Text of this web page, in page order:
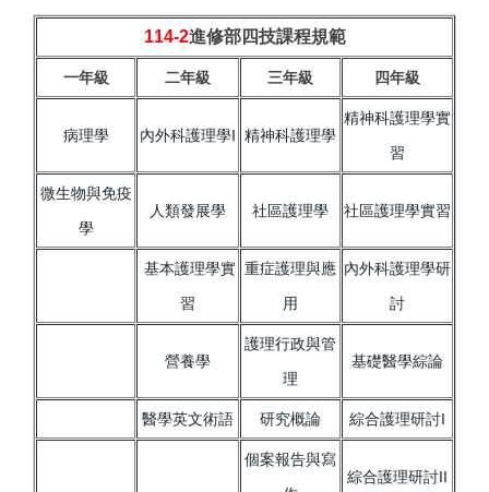
114-2進修部四技課程規範
一年級 二年級 三年級 四年級
病理學 內外科護理學I 精神科護理學
精神科護理學實
習
微生物與免疫
學
人類發展學 社區護理學 社區護理學實習
基本護理學實
習
重症護理與應
用
內外科護理學研
討
營養學
護理行政與管
理
基礎醫學綜論
醫學英文術語 研究概論 綜合護理研討I
個案報告與寫
綜合護理研討II